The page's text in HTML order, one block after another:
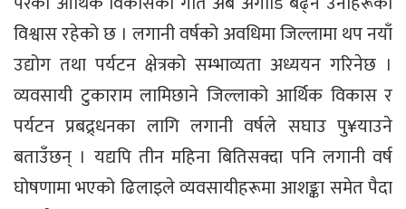
विश्वास रहेको छ । लगानी वर्षको अवधिमा जिल्लामा थप नयाँ
उद्योग तथा पर्यटन क्षेत्रको सम्भाव्यता अध्ययन गरिनेछ ।
व्यवसायी टुकाराम लामिछाने जिल्लाको आर्थिक विकास र
पर्यटन प्रबद्र्धनका लागि लगानी वर्षले सघाउ पु¥याउने
बताउँछन् । यद्यपि तीन महिना बितिसक्दा पनि लगानी वर्ष
घोषणामा भएको ढिलाइले व्यवसायीहरूमा आशङ्का समेत पैदा